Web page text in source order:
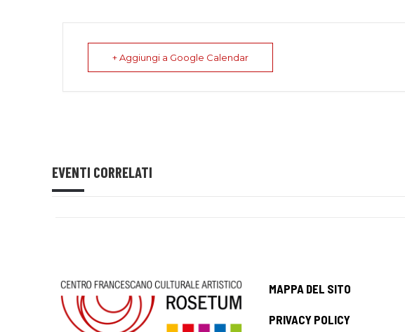
+ Aggiungi a Google Calendar
EVENTI CORRELATI
MAPPA DEL SITO
PRIVACY POLICY